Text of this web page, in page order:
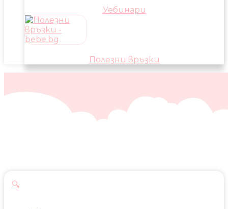
Уебинари
Полезни връзки
🔍